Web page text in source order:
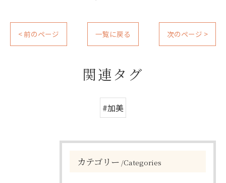
< 前のページ 一覧に戻る 次のページ >
関連タグ
#加美
カテゴリー Categories